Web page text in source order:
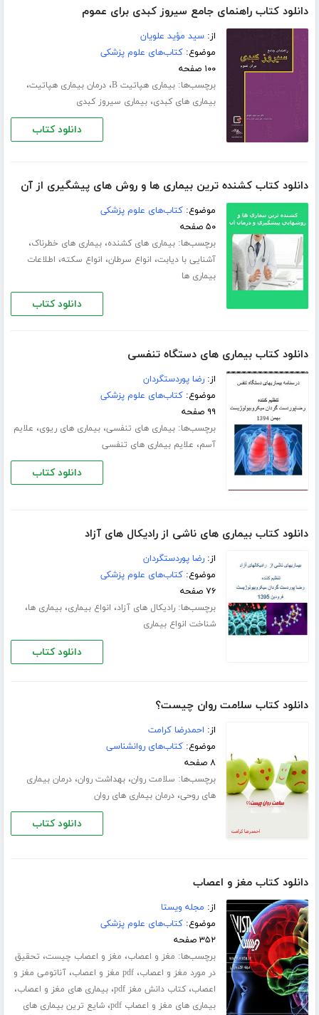
دانلود کتاب راهنمای جامع سیروز کبدی برای عموم
از:سید مؤید علویان
موضوع:کتاب‌های علوم پزشکی
۱۰۰ صفحه
برچسب‌ها:بیماری هپاتیت B ،درمان بیماری هپاتیت،
بیماری های کبدی،بیماری سیروز کبدی
دانلود کتاب
دانلود کتاب کشنده ترین بیماری ها و روش های پیشگیری از آن
موضوع:کتاب‌های علوم پزشکی
۵۰ صفحه
برچسب‌ها:بیماری های کشنده،بیماری های خطرناک،
آشنایی با دیابت، انواع سرطان، انواع سکته، اطلاعات
بیماری ها
دانلود کتاب
دانلود کتاب بیماری های دستگاه تنفسی
از:رضا پوردستگردان
موضوع:کتاب‌های علوم پزشکی
۹۹ صفحه
برچسب‌ها:بیماری های تنفسی،بیماری های ریوی، علایم
آسم، علایم بیماری های تنفسی
دانلود کتاب
دانلود کتاب بیماری های ناشی از رادیکال های آزاد
از:رضا پوردستگردان
موضوع:کتاب‌های علوم پزشکی
۷۶ صفحه
برچسب‌ها:رادیکال های آزاد، انواع بیماری،بیماری ها،
شناخت انواع بیماری
دانلود کتاب
دانلود کتاب سلامت روان چیست؟
از: احمدرضا کرامت
موضوع:کتاب‌های روانشناسی
۸ صفحه
برچسب‌ها: سلامت روان،بهداشت روان،درمان بیماری
های روحی،درمان بیماری های روان
دانلود کتاب
دانلود کتاب مغز و اعصاب
از: مجله ویستا
موضوع:کتاب‌های علوم پزشکی
۳۵۲ صفحه
برچسب‌ها: مغز و اعصاب، مغز و اعصاب چیست، تحقیق
در مورد مغز و اعصاب،pdf مغز و اعصاب ،آناتومی مغز و
اعصاب،کتاب دانش مغز pdf ،بیماری های مغز و اعصاب،
بیماری های مغز و اعصاب pdf ،شایع ترین بیماری های